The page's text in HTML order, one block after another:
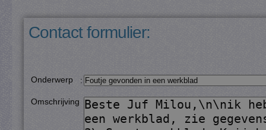
Contact formulier:
Onderwerp :
Omschrijving